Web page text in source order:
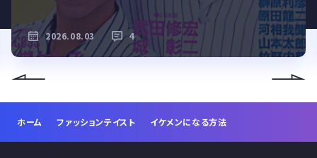
2026.08.03 4
ホーム ファッションテイスト イケメンになる方法